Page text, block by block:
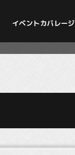
イベントカバレージ